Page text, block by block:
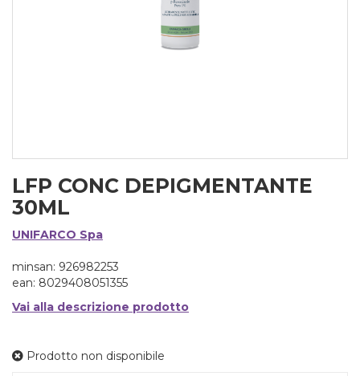
LFP CONC DEPIGMENTANTE
30ML
UNIFARCO Spa
minsan: 926982253
ean: 8029408051355
Vai alla descrizione prodotto
Prodotto non disponibile